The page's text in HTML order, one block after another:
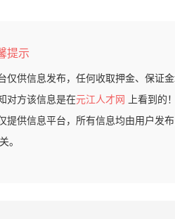
提示
仅供信息发布，任何收取押金、保证
对方该信息是在元江人才网
上看到的！
提供信息平台，所有信息均由用户发
。